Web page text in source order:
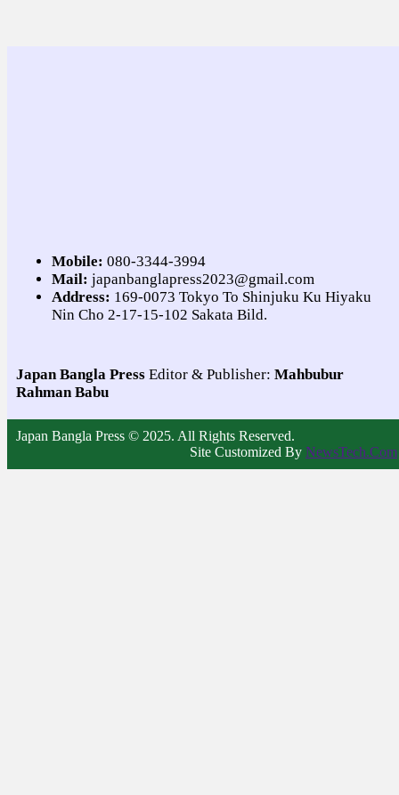
Mobile: 080-3344-3994
Mail: japanbanglapress2023@gmail.com
Address: 169-0073 Tokyo To Shinjuku Ku Hiyaku
Nin Cho 2-17-15-102 Sakata Bild.
Japan Bangla Press Editor & Publisher: Mahbubur
Rahman Babu
Japan Bangla Press © 2025. All Rights Reserved.
Site Customized By NewsTech.Com